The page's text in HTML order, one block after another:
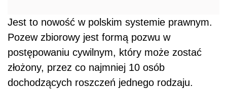
Jest to nowość w polskim systemie prawnym.
Pozew zbiorowy jest formą pozwu w
postępowaniu cywilnym, który może zostać
złożony, przez co najmniej 10 osób
dochodzących roszczeń jednego rodzaju.